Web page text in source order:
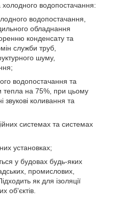
холодного водопостачання:
водопостачання,
обладнання
конденсату та
служби труб,
шуму,
водопостачання та
тепла на 75%, при цьому
коливання та
системах та системах
установках;
у будовах будь-яких
промислових,
як для ізоляції
об'єктів.